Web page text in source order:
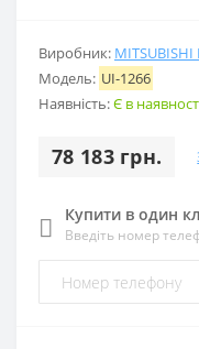
Виробник: MITSUBISHI
Модель: UI-1266
Наявність:Є в
78 183 грн.
Купити в один
Введіть номер